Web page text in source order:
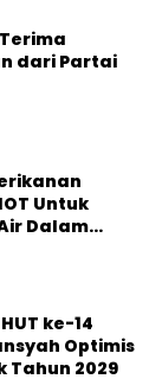
dari Partai
Untuk
Dalam
ke-14
Optimis
Tahun 2029